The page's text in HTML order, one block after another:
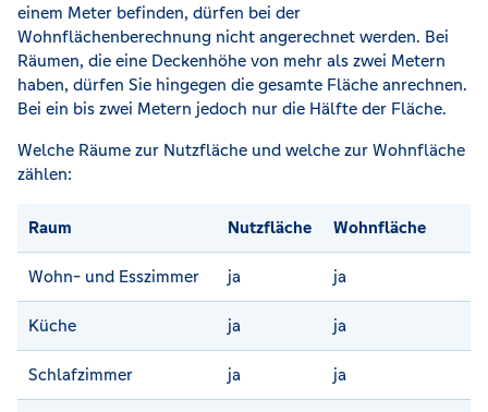
einem Meter befinden, dürfen bei der
Wohnflächenberechnung nicht angerechnet werden. Bei
Räumen, die eine Deckenhöhe von mehr als zwei Metern
haben, dürfen Sie hingegen die gesamte Fläche anrechnen.
Bei ein bis zwei Metern jedoch nur die Hälfte der Fläche.
Welche Räume zur Nutzfläche und welche zur Wohnfläche
zählen:
Raum Nutzfläche Wohnfläche
Wohn- und Esszimmer ja ja
Küche ja ja
Schlafzimmer ja ja